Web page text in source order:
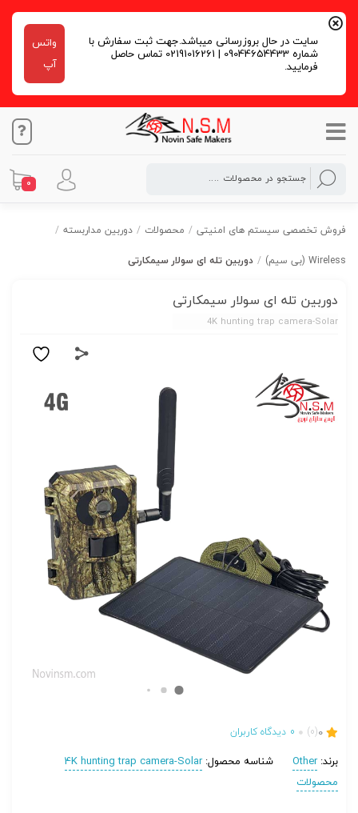
سایت در حال بروزرسانی میباشد.جهت ثبت سفارش با
شماره 09044654433 | 02191016261 تماس حاصل
فرمایید.
واتس
آپ
0
فروش تخصصی سیستم های امنیتی / محصولات / دوربین مداربسته /
Wireless (بی سیم)
/ دوربین تله ای سولار سیمکارتی
دوربین تله ای سولار سیمکارتی
4K hunting trap camera-Solar
0
(0)
0 دیدگاه کاربران
برند:Other شناسه محصول:4K hunting trap camera-Solar
محصولات